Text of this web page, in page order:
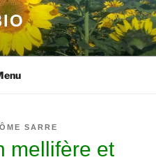
SARRE
mellifère et